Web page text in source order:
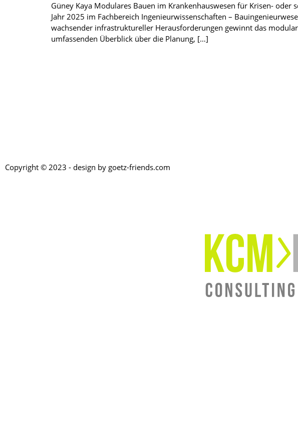
Güney Kaya Modulares Bauen im Krankenhauswesen für Krisen-
Jahr 2025 im Fachbereich Ingenieurwissenschaften –
wachsender infrastruktureller Herausforderungen gewinnt das
umfassenden Überblick über die Planung, […]
Copyright © 2023 - design by goetz-friends.com